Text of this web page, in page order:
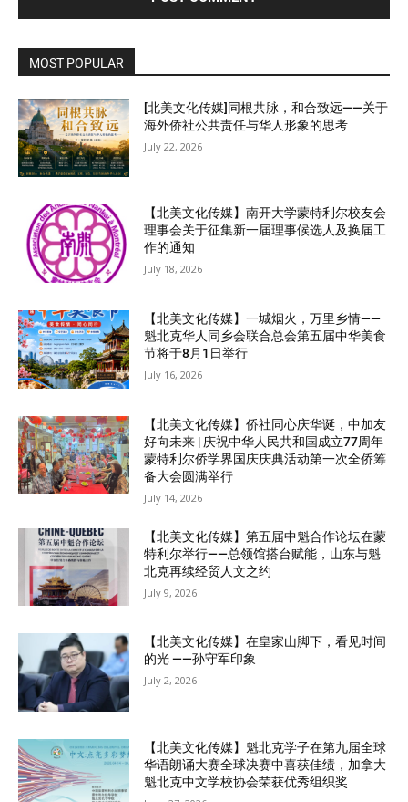
MOST POPULAR
[北美文化传媒]同根共脉，和合致远——关于
海外侨社公共责任与华人形象的思考
July 22, 2026
【北美文化传媒】南开大学蒙特利尔校友会
理事会关于征集新一届理事候选人及换届工
作的通知
July 18, 2026
【北美文化传媒】一城烟火，万里乡情——
魁北克华人同乡会联合总会第五届中华美食
节将于8月1日举行
July 16, 2026
【北美文化传媒】侨社同心庆华诞，中加友
好向未来 | 庆祝中华人民共和国成立77周年
蒙特利尔侨学界国庆庆典活动第一次全侨筹
备大会圆满举行
July 14, 2026
【北美文化传媒】第五届中魁合作论坛在蒙
特利尔举行——总领馆搭台赋能，山东与魁
北克再续经贸人文之约
July 9, 2026
【北美文化传媒】在皇家山脚下，看见时间
的光 ——孙守军印象
July 2, 2026
【北美文化传媒】魁北克学子在第九届全球
华语朗诵大赛全球决赛中喜获佳绩，加拿大
魁北克中文学校协会荣获优秀组织奖